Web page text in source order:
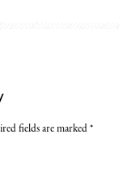
fields are marked *